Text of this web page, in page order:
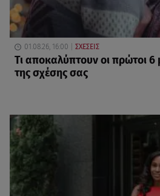
01.08.26, 16:00 ΣΧΕΣΕΙΣ
Τι αποκαλύπτουν οι πρώτοι 6
της σχέσης σας